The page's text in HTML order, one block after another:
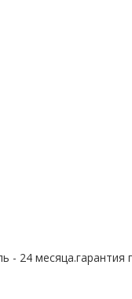
- 24 месяца.гарантия